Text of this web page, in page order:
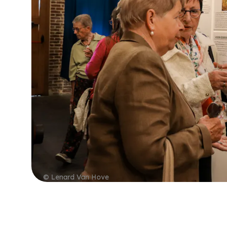
© Lenard Van Hove